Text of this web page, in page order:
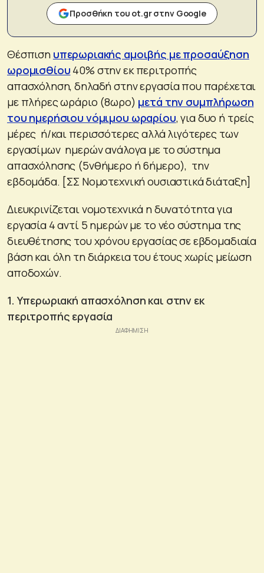
Προσθήκη του ot.gr στην Google
Θέσπιση υπερωριακής αμοιβής με προσαύξηση
ωρομισθίου 40% στην εκ περιτροπής
απασχόληση, δηλαδή στην εργασία που παρέχεται
με πλήρες ωράριο (8ωρο) μετά την συμπλήρωση
του ημερήσιου νόμιμου ωραρίου, για δυο ή τρείς
μέρες ή/και περισσότερες αλλά λιγότερες των
εργασίμων ημερών ανάλογα με το σύστημα
απασχόλησης (5νθήμερο ή 6ήμερο), την
εβδομάδα. [ΣΣ Νομοτεχνική ουσιαστικά διάταξη]
Διευκρινίζεται νομοτεχνικά η δυνατότητα για
εργασία 4 αντί 5 ημερών με το νέο σύστημα της
διευθέτησης του χρόνου εργασίας σε εβδομαδιαία
βάση και όλη τη διάρκεια του έτους χωρίς μείωση
αποδοχών.
1. Υπερωριακή απασχόληση και στην εκ
περιτροπής εργασία